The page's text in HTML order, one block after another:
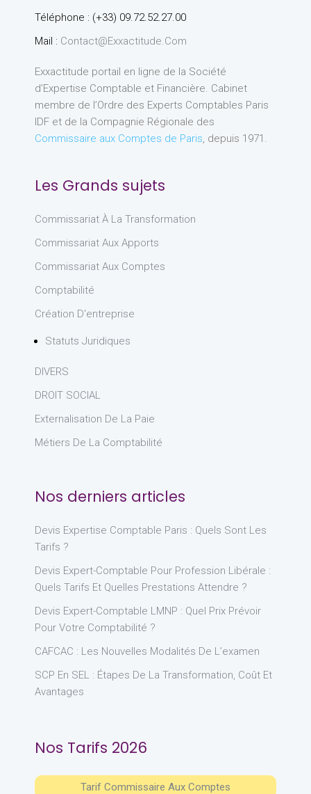
Téléphone : (+33) 09.72.52.27.00
Mail : Contact@exxactitude.com
Exxactitude portail en ligne de la Société
d’Expertise Comptable et Financière. Cabinet
membre de l’Ordre des Experts Comptables Paris
IDF et de la Compagnie Régionale des
Commissaire aux Comptes de Paris , depuis 1971.
Les Grands sujets
Commissariat À La Transformation
Commissariat Aux Apports
Commissariat Aux Comptes
Comptabilité
Création D'entreprise
Statuts Juridiques
DIVERS
DROIT SOCIAL
Externalisation De La Paie
Métiers De La Comptabilité
Nos derniers articles
Devis Expertise Comptable Paris : Quels Sont Les
Tarifs ?
Devis Expert-Comptable Pour Profession Libérale :
Quels Tarifs Et Quelles Prestations Attendre ?
Devis Expert-Comptable LMNP : Quel Prix Prévoir
Pour Votre Comptabilité ?
CAFCAC : Les Nouvelles Modalités De L’examen
SCP En SEL : Étapes De La Transformation, Coût Et
Avantages
Nos Tarifs 2026
Tarif Commissaire Aux Comptes